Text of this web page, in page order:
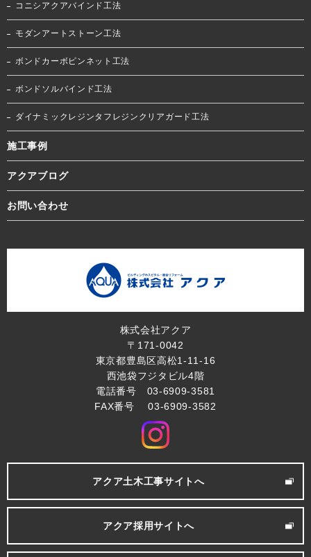
コニシアクアバインド工法
モダンアートストーン工法
ボンドカーボピンネット工法
ボンドソルバインド工法
ダイナミックレジンタフレジンクリアガード工法
施工事例
アクアブログ
お問い合わせ
株式会社アクア
〒171-0042
東京都豊島区高松1-11-16
西池袋フジタビル4階
電話番号 03-6909-3581
FAX番号 03-6909-3582
アクア土木工事サイトへ
アクア採用サイトへ